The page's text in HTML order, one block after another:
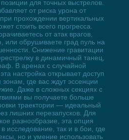
для точных выстрелов.
от риска урона от
прохождении вертикальных
стоить всего прогресса.
от атак врагов,
или обрушиваете град пуль на
Снижение гравитации
в динамичный танец,
В аренах с случайной
настройка открывает доступ
где вас ждут эссенции
Даже в сложных секциях с
вы получаете больше
траектории — идеальный
лишних перезапусков. Для
разнообразие, эта опция
исследование, так и в бои, где
но и умение использовать